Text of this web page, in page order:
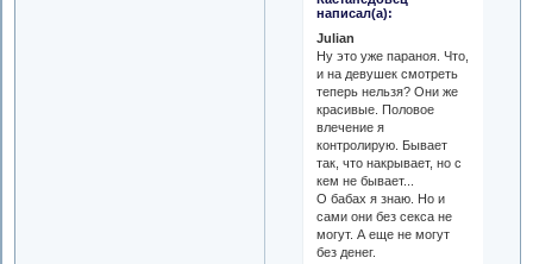
написал(а):
Julian
Ну это уже параноя. Что,
и на девушек смотреть
теперь нельзя? Они же
красивые. Половое
влечение я
контролирую. Бывает
так, что накрывает, но с
кем не бывает...
О бабах я знаю. Но и
сами они без секса не
могут. А еще не могут
без денег.